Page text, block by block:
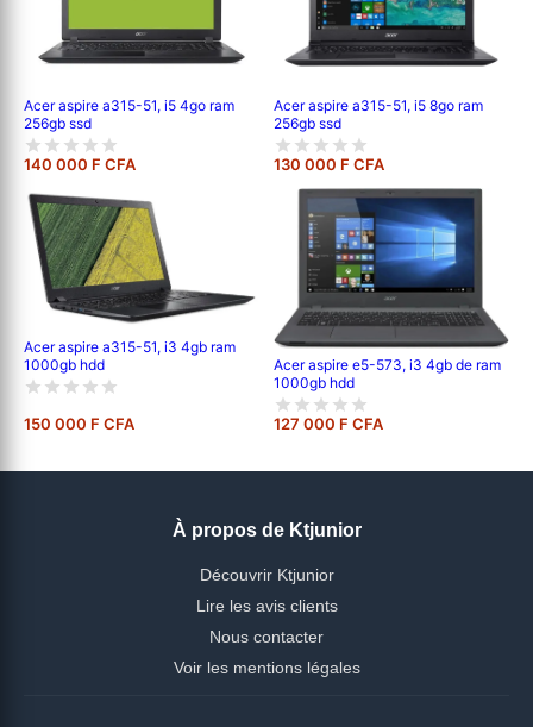
Acer aspire a315-51, i5 4go ram
256gb ssd
140 000 F CFA
Acer aspire a315-51, i5 8go ram
256gb ssd
130 000 F CFA
Acer aspire a315-51, i3 4gb ram
1000gb hdd
150 000 F CFA
Acer aspire e5-573, i3 4gb de ram
1000gb hdd
127 000 F CFA
À propos de Ktjunior
Découvrir Ktjunior
Lire les avis clients
Nous contacter
Voir les mentions légales